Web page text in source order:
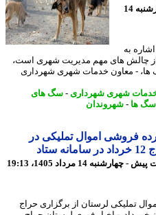
9 ساعت پیش - چهارشنبه 14
به
های مهم مدیریت شهری است،
معاون خدمات شهری شهرداری
شهری شهرداری- سگ های
- شهروندان
اموال تملیکی در
لرستان از برگزاری حراج